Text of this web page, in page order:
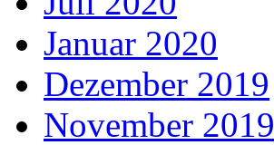
Januar 2020
Dezember 2019
November 2019